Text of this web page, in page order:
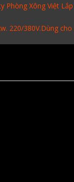
Phòng Xông Việt
220/380V.Dùng